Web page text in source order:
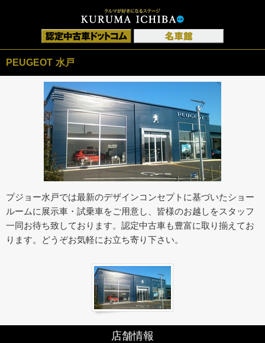
PEUGEOT 水戸
プジョー水戸では最新のデザインコンセプトに基づいたショー
ルームに展示車・試乗車をご用意し、皆様のお越しをスタッフ
一同お待ち致しております。認定中古車も豊富に取り揃えてお
ります。どうぞお気軽にお立ち寄り下さい。
店舗情報